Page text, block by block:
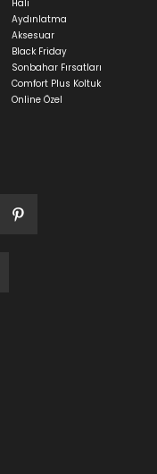
Halı
Aydınlatma
Aksesuar
Black Friday
Sonbahar Fırsatları
Comfort Plus Koltuk
Online Özel